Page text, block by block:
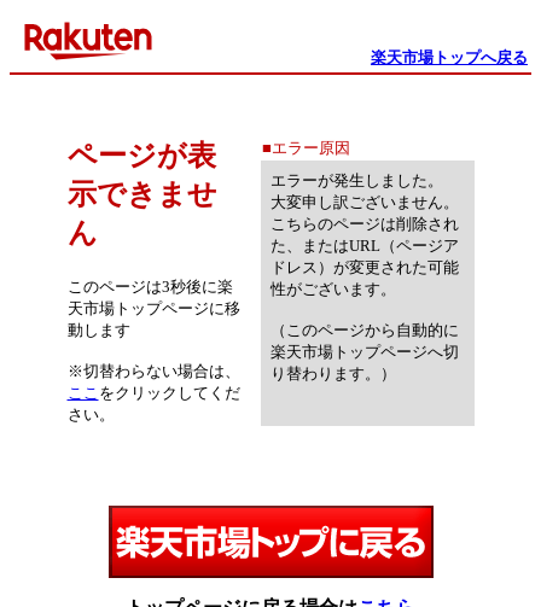
楽天市場トップへ戻る
ページが表
示できませ
ん
このページは3秒後に楽
天市場トップページに移
動します
※切替わらない場合は、
ここ をクリックしてくだ
さい。
■エラー原因
エラーが発生しました。
大変申し訳ございません。
こちらのページは削除され
た、またはURL（ページア
ドレス）が変更された可能
性がございます。
（このページから自動的に
楽天市場トップページへ切
り替わります。）